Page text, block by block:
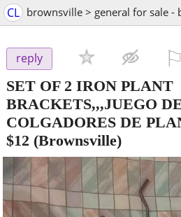
CL brownsville > general for sale -
reply
SET OF 2 IRON PLANT
BRACKETS,,,JUEGO
COLGADORES DE
$12 (Brownsville)